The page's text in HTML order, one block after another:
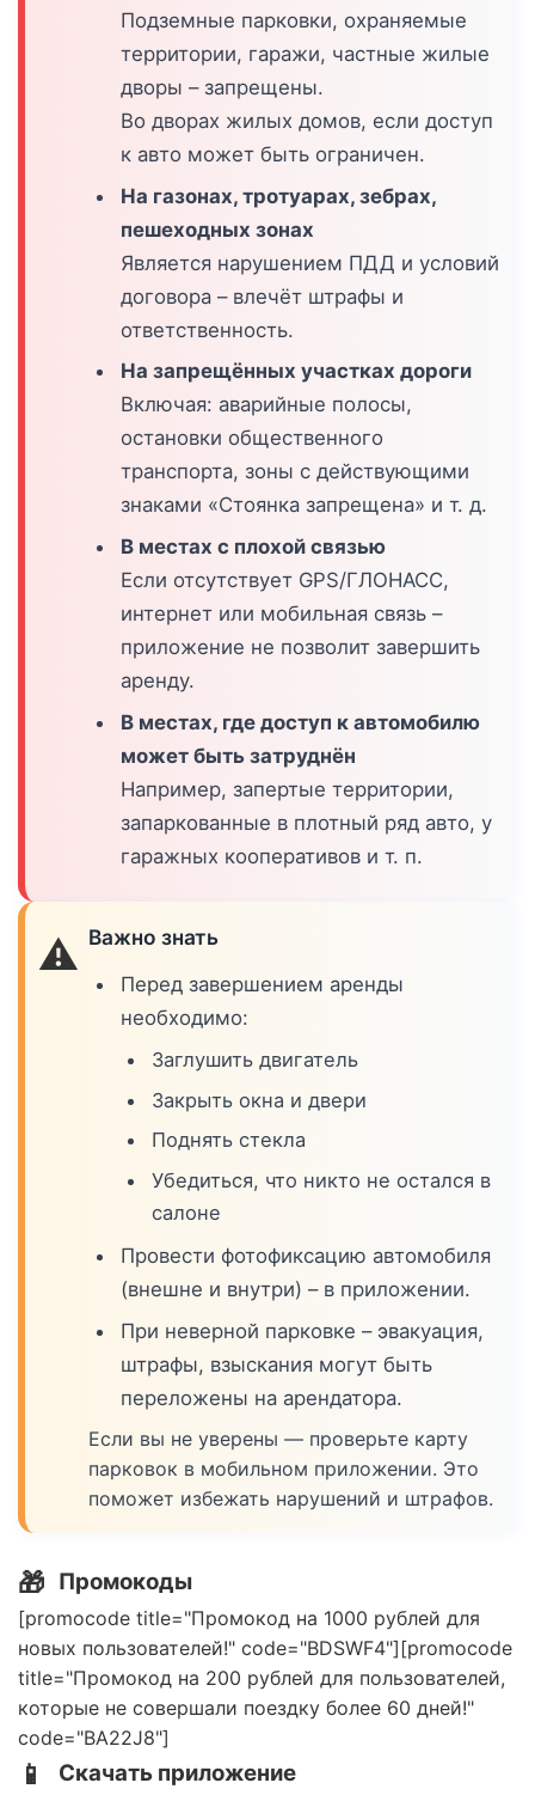
Подземные парковки, охраняемые
территории, гаражи, частные жилые
дворы – запрещены.
Во дворах жилых домов, если доступ
к авто может быть ограничен.
На газонах, тротуарах, зебрах,
пешеходных зонах
Является нарушением ПДД и условий
договора – влечёт штрафы и
ответственность.
На запрещённых участках дороги
Включая: аварийные полосы,
остановки общественного
транспорта, зоны с действующими
знаками «Стоянка запрещена» и т. д.
В местах с плохой связью
Если отсутствует GPS/ГЛОНАСС,
интернет или мобильная связь –
приложение не позволит завершить
аренду.
В местах, где доступ к автомобилю
может быть затруднён
Например, запертые территории,
запаркованные в плотный ряд авто, у
гаражных кооперативов и т. п.
⚠️ Важно знать
Перед завершением аренды
необходимо:
Заглушить двигатель
Закрыть окна и двери
Поднять стекла
Убедиться, что никто не остался в
салоне
Провести фотофиксацию автомобиля
(внешне и внутри) – в приложении.
При неверной парковке – эвакуация,
штрафы, взыскания могут быть
переложены на арендатора.
Если вы не уверены — проверьте карту
парковок в мобильном приложении. Это
поможет избежать нарушений и штрафов.
🎁 Промокоды
[promocode title="Промокод на 1000 рублей для
новых пользователей!" code="BDSWF4"][promocode
title="Промокод на 200 рублей для пользователей,
которые не совершали поездку более 60 дней!"
code="BA22J8"]
📱 Скачать приложение